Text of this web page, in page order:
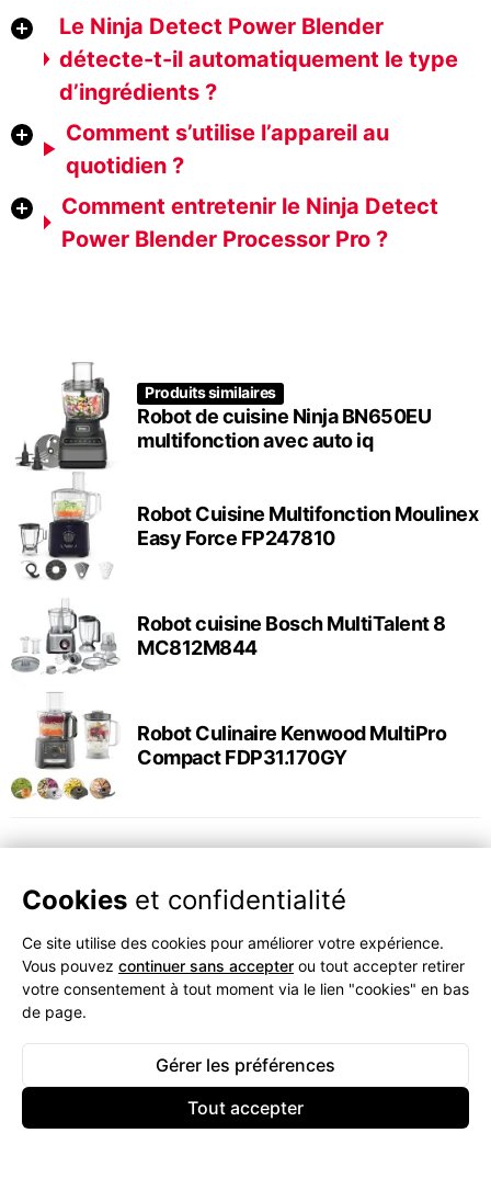
Le Ninja Detect Power Blender
détecte-t-il automatiquement le type
d’ingrédients ?
Comment s’utilise l’appareil au
quotidien ?
Comment entretenir le Ninja Detect
Power Blender Processor Pro ?
Produits similaires
Robot de cuisine Ninja BN650EU
multifonction avec auto iq
Robot Cuisine Multifonction Moulinex
Easy Force FP247810
Robot cuisine Bosch MultiTalent 8
MC812M844
Robot Culinaire Kenwood MultiPro
Compact FDP31.170GY
Cookies et confidentialité
Ce site utilise des cookies pour améliorer votre expérience.
Vous pouvez continuer sans accepter ou tout accepter retirer
votre consentement à tout moment via le lien "cookies" en bas
de page.
Gérer les préférences
Tout accepter